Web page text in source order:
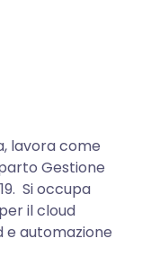
lavora come
Gestione
Si occupa
il cloud
automazione